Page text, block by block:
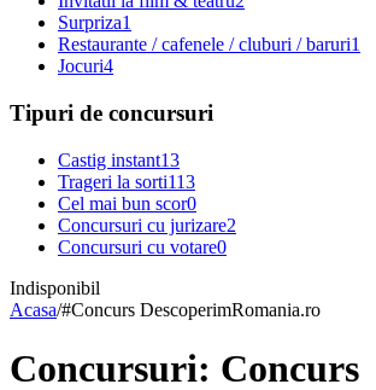
Surpriza1
Restaurante / cafenele / cluburi / baruri1
Jocuri4
Tipuri de concursuri
Castig instant13
Trageri la sorti113
Cel mai bun scor0
Concursuri cu jurizare2
Concursuri cu votare0
Indisponibil
Acasa/#Concurs DescoperimRomania.ro
Concursuri: Concurs